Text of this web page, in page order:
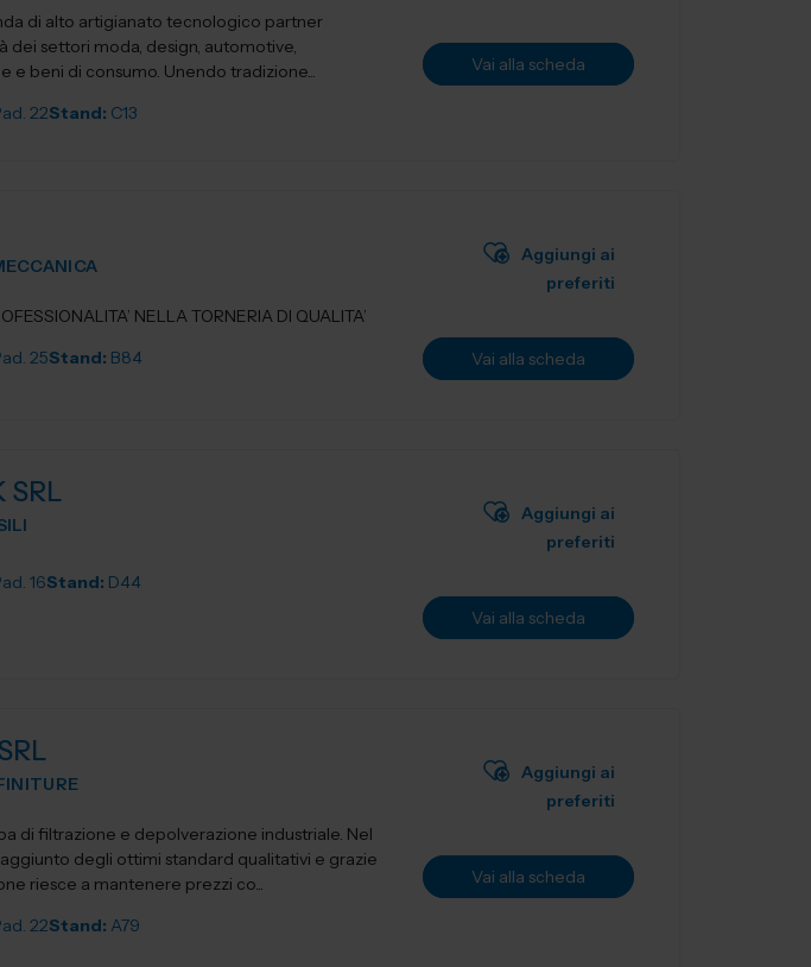
di alto artigianato tecnologico partner
dei settori moda, design, automotive,
e beni di consumo. Unendo tradizione...
22Stand: C13
Vai alla scheda
NELLA TORNERIA DI QUALITA’
25Stand: B84
Aggiungi ai
preferiti
Vai alla scheda
SRL
16Stand: D44
Aggiungi ai
preferiti
Vai alla scheda
di filtrazione e depolverazione industriale. Nel
degli ottimi standard qualitativi e grazie
riesce a mantenere prezzi co...
22Stand: A79
Aggiungi ai
preferiti
Vai alla scheda